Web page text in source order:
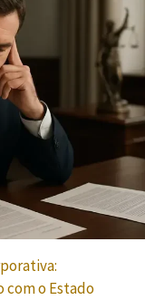
com o Estado